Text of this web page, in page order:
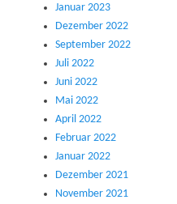
Januar 2023
Dezember 2022
September 2022
Juli 2022
Juni 2022
Mai 2022
April 2022
Februar 2022
Januar 2022
Dezember 2021
November 2021